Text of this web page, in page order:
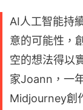
AI人工智能持
意的可能性，
空的想法得以
家Joann，一
Midjourney創